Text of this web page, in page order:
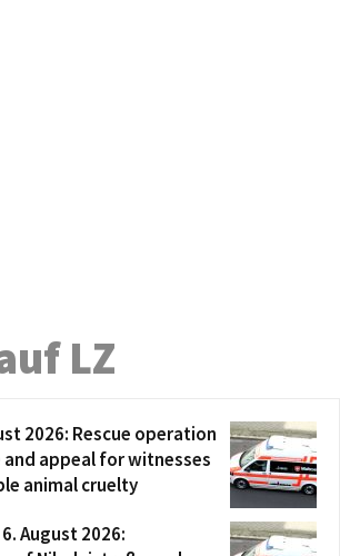
LZ
2026: Rescue operation
appeal for witnesses
animal cruelty
August 2026: